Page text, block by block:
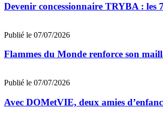
Devenir concessionnaire TRYBA : les
Publié le 07/07/2026
Flammes du Monde renforce son
Publié le 07/07/2026
Avec DOMetVIE, deux amies